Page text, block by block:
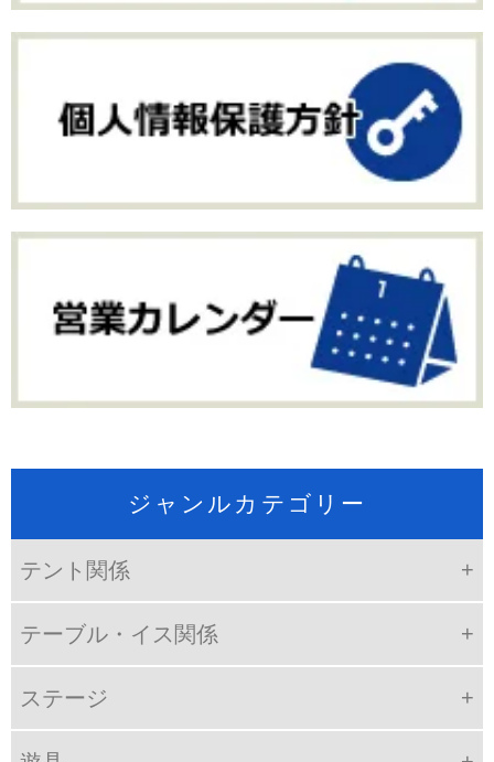
ジャンルカテゴリー
テント関係
テーブル・イス関係
ステージ